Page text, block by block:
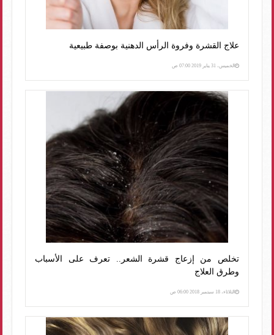
علاج القشرة وفروة الرأس الدهنية بوصفة طبيعية
الخميس، 31 يناير 2019 07:00 ص
تخلص من إزعاج قشرة الشعر.. تعرف على الأسباب
وطرق العلاج
الثلاثاء، 18 سبتمبر 2018 06:00 ص